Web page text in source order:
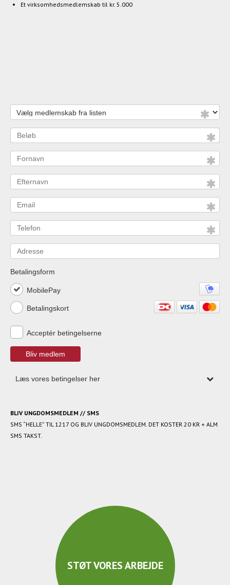
Et virksomhedsmedlemskab til kr. 5.000
BLIV UNGDOMSMEDLEM // SMS
SMS “HELLE” TIL 1217 OG BLIV UNGDOMSMEDLEM. DET KOSTER 20 KR + ALM
SMS TAKST.
STØT VORES ARBEJDE